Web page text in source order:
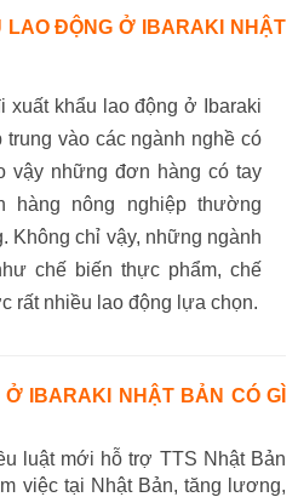
ĐỘNG Ở IBARAKI NHẬT
xuất khẩu lao động ở Ibaraki
trung vào các ngành nghề có
vậy những đơn hàng có tay
hàng nông nghiệp thường
Không chỉ vậy, những ngành
chế biến thực phẩm, chế
rất nhiều lao động lựa chọn.
IBARAKI NHẬT BẢN CÓ GÌ
luật mới hỗ trợ TTS Nhật Bản
việc tại Nhật Bản, tăng lương,